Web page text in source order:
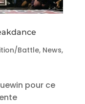
Battle, News,
pour ce